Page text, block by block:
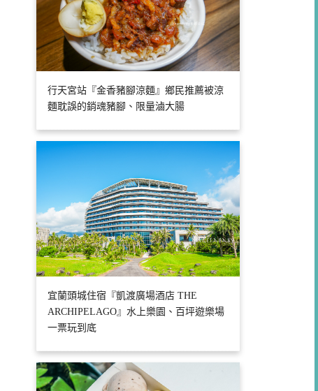
行天宮站『金香豬腳涼麵』鄉民推薦被涼
麵耽誤的銷魂豬腳、限量滷大腸
宜蘭頭城住宿『凱渡廣場酒店 THE
ARCHIPELAGO』水上樂園、百坪遊樂場
一票玩到底